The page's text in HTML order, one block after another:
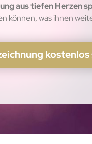
aus tiefen Herzen
können, was ihnen
kostenlos